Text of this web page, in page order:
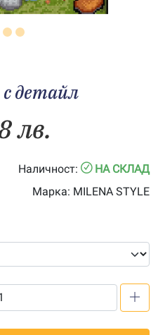
с детайл
лв.
Наличност:
НА СКЛАД
Марка: MILENA STYLE